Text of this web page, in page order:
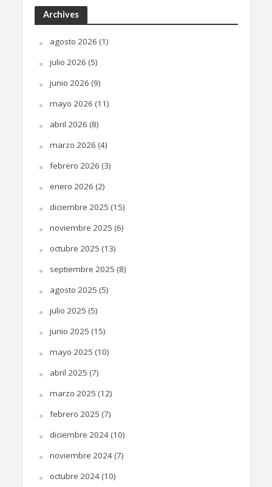
Archives
agosto 2026 (1)
julio 2026 (5)
junio 2026 (9)
mayo 2026 (11)
abril 2026 (8)
marzo 2026 (4)
febrero 2026 (3)
enero 2026 (2)
diciembre 2025 (15)
noviembre 2025 (6)
octubre 2025 (13)
septiembre 2025 (8)
agosto 2025 (5)
julio 2025 (5)
junio 2025 (15)
mayo 2025 (10)
abril 2025 (7)
marzo 2025 (12)
febrero 2025 (7)
diciembre 2024(10)
noviembre 2024(7)
octubre 2024(10)